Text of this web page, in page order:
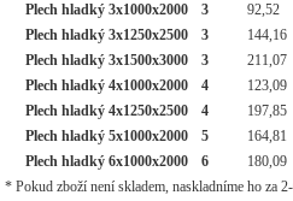
Plech hladký 3x1000x2000
3 92,52
Plech hladký 3x1250x2500
3 144,16
Plech hladký 3x1500x3000
3 211,07
Plech hladký 4x1000x2000
4 123,09
Plech hladký 4x1250x2500
4 197,85
Plech hladký 5x1000x2000
5 164,81
Plech hladký 6x1000x2000
6 180,09
* Pokud zboží není skladem, naskladníme ho za